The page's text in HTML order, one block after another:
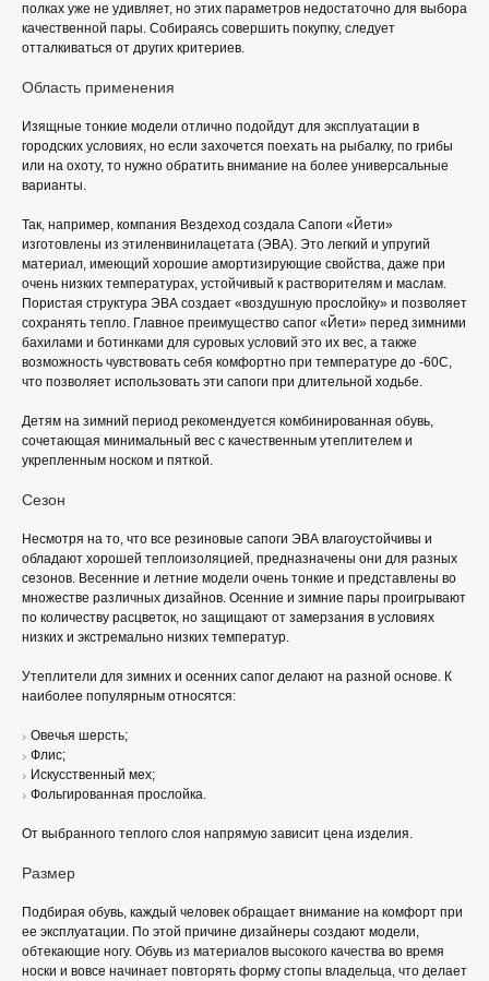
полках уже не удивляет, но этих параметров недостаточно для выбора
качественной пары. Собираясь совершить покупку, следует
отталкиваться от других критериев.
Область применения
Изящные тонкие модели отлично подойдут для эксплуатации в
городских условиях, но если захочется поехать на рыбалку, по грибы
или на охоту, то нужно обратить внимание на более универсальные
варианты.
Так, например, компания Вездеход создала Сапоги «Йети»
изготовлены из этиленвинилацетата (ЭВА). Это легкий и упругий
материал, имеющий хорошие амортизирующие свойства, даже при
очень низких температурах, устойчивый к растворителям и маслам.
Пористая структура ЭВА создает «воздушную прослойку» и позволяет
сохранять тепло. Главное преимущество сапог «Йети» перед зимними
бахилами и ботинками для суровых условий это их вес, а также
возможность чувствовать себя комфортно при температуре до -60С,
что позволяет использовать эти сапоги при длительной ходьбе.
Детям на зимний период рекомендуется комбинированная обувь,
сочетающая минимальный вес с качественным утеплителем и
укрепленным носком и пяткой.
Сезон
Несмотря на то, что все резиновые сапоги ЭВА влагоустойчивы и
обладают хорошей теплоизоляцией, предназначены они для разных
сезонов. Весенние и летние модели очень тонкие и представлены во
множестве различных дизайнов. Осенние и зимние пары проигрывают
по количеству расцветок, но защищают от замерзания в условиях
низких и экстремально низких температур.
Утеплители для зимних и осенних сапог делают на разной основе. К
наиболее популярным относятся:
Овечья шерсть;
Флис;
Искусственный мех;
Фольгированная прослойка.
От выбранного теплого слоя напрямую зависит цена изделия.
Размер
Подбирая обувь, каждый человек обращает внимание на комфорт при
ее эксплуатации. По этой причине дизайнеры создают модели,
обтекающие ногу. Обувь из материалов высокого качества во время
носки и вовсе начинает повторять форму стопы владельца, что делает